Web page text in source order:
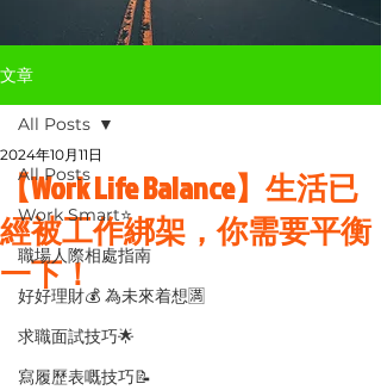
文章
All Posts
Work Smart⭐️
職場人際相處指南
好好理財💰 為未來着想🈵
求職面試技巧🌟
寫履歷表嘅技巧📝
All Posts
【Work Life Balance】生活已
經被工作綁架，你需要平衡
一下！
2024年10月11日